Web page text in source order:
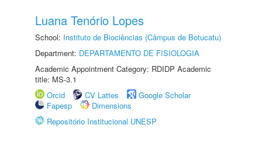
Luana Tenório Lopes
School: Instituto de Biociências (Câmpus de Botucatu)
Department: DEPARTAMENTO DE FISIOLOGIA
Academic Appointment Category: RDIDP Academic
title: MS-3.1
Orcid
CV Lattes
Google Scholar
Fapesp
Dimensions
Repositório Institucional UNESP